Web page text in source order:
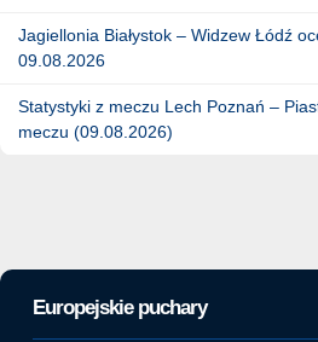
Jagiellonia Białystok – Widzew Łódź
09.08.2026
Statystyki z meczu Lech Poznań –
meczu (09.08.2026)
Europejskie puchary